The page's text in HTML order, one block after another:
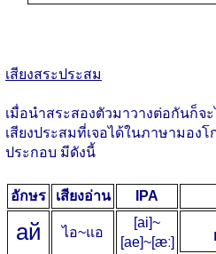
เสียงสระประสม
เมื่อนำสระสองตัวมาวางต่อกันก็จ
เสียงประสมที่เจอได้ในภาษามอง
ประกอบ มีดังนี้
อักษร เสียงอ่าน IPA
ай ไอ~แอ
[ai]~
[ae]~[æː]